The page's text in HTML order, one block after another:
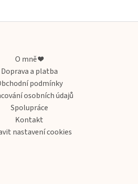
O mně ❤️
Doprava a platba
podmínky
osobních údajů
Spolupráce
Kontakt
nastavení cookies